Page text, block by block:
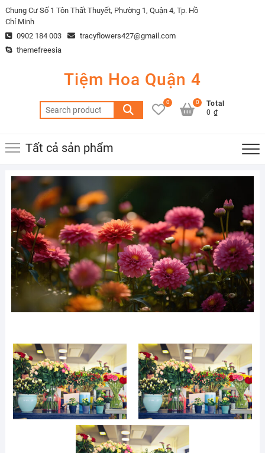
Skip
to
content
Chung Cư Số 1 Tôn Thất Thuyết, Phường 1, Quận 4, Tp. Hồ
Chí Minh
0902 184 003
tracyflowers427@gmail.com
themefreesia
Tiệm Hoa Quận 4
Search
for:
0
Total
0 ₫
0
Tất cả sản phẩm